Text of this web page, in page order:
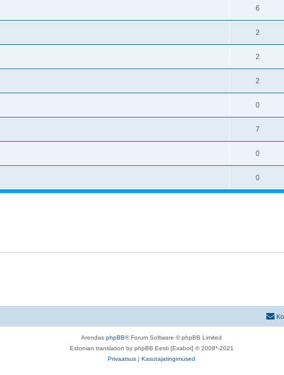
6
2
2
2
0
7
0
0
Arendas phpBB® Forum Software © phpBB Limited
Estonian translation by phpBB Eesti [Exabot] © 2008*-2021
Privaatsus | Kasutajatingimused